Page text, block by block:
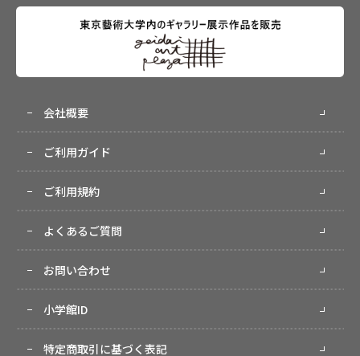
会社概要
ご利用ガイド
ご利用規約
よくあるご質問
お問い合わせ
小学館ID
特定商取引に基づく表記